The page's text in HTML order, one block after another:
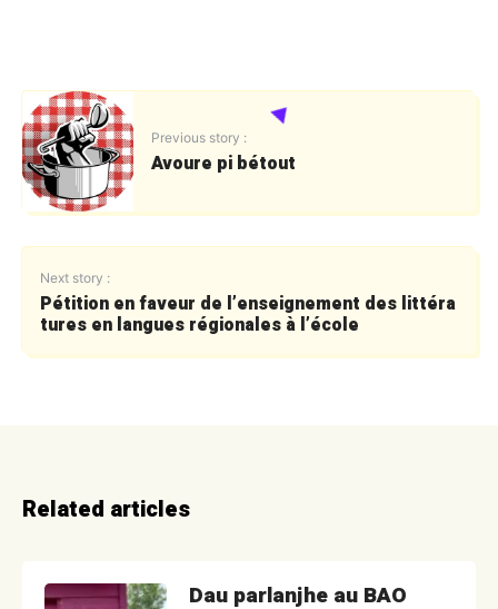
Previous story :
Avoure pi bétout
Next story :
Pétition en faveur de l’enseignement des littéra
tures en langues régionales à l’école
Related articles
Dau parlanjhe au BAO